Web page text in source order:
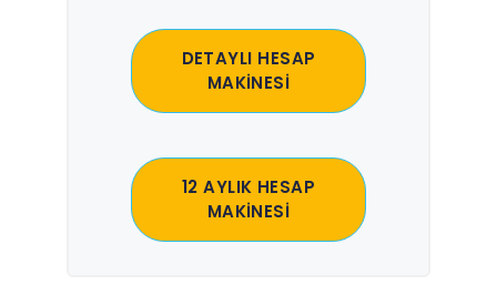
DETAYLI HESAP
MAKİNESİ
12 AYLIK HESAP
MAKİNESİ